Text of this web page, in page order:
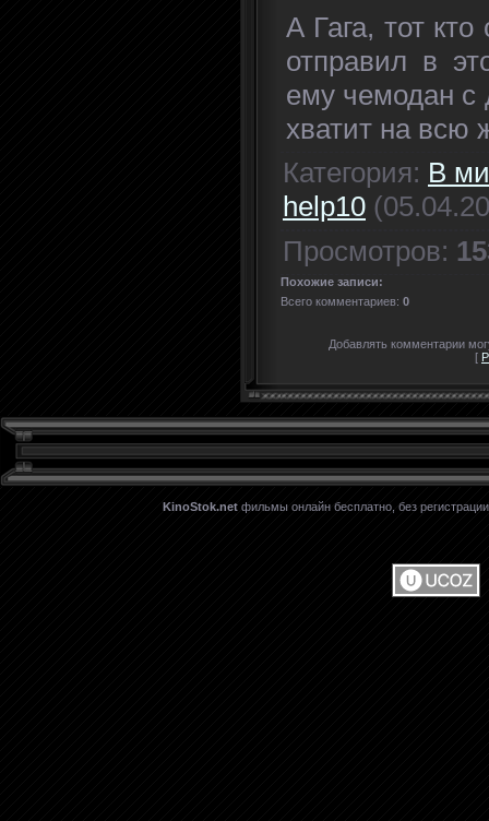
А Гага, тот
отправил в
ему чемодан с
хватит на всю
Категория: В
help10
Просмотров:
Похожие записи:
Всего комментариев: 0
Добавлять комментарии
[
KinoStok.net фильмы онлайн бесплатно, без